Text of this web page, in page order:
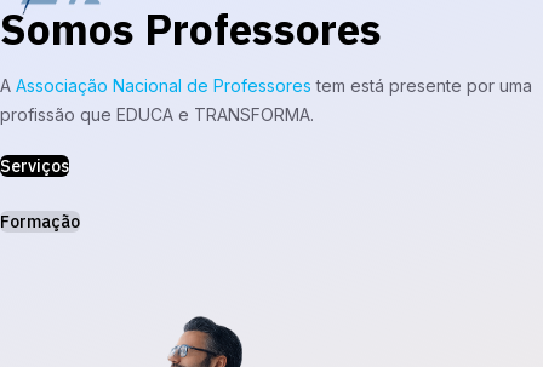
Somos Professores
A Associação Nacional de Professores tem está presente por uma
profissão que EDUCA e TRANSFORMA.
Serviços
Formação